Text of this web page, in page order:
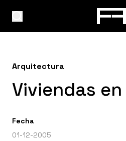
Arquitectura
Viviendas en
Fecha
01-12-2005